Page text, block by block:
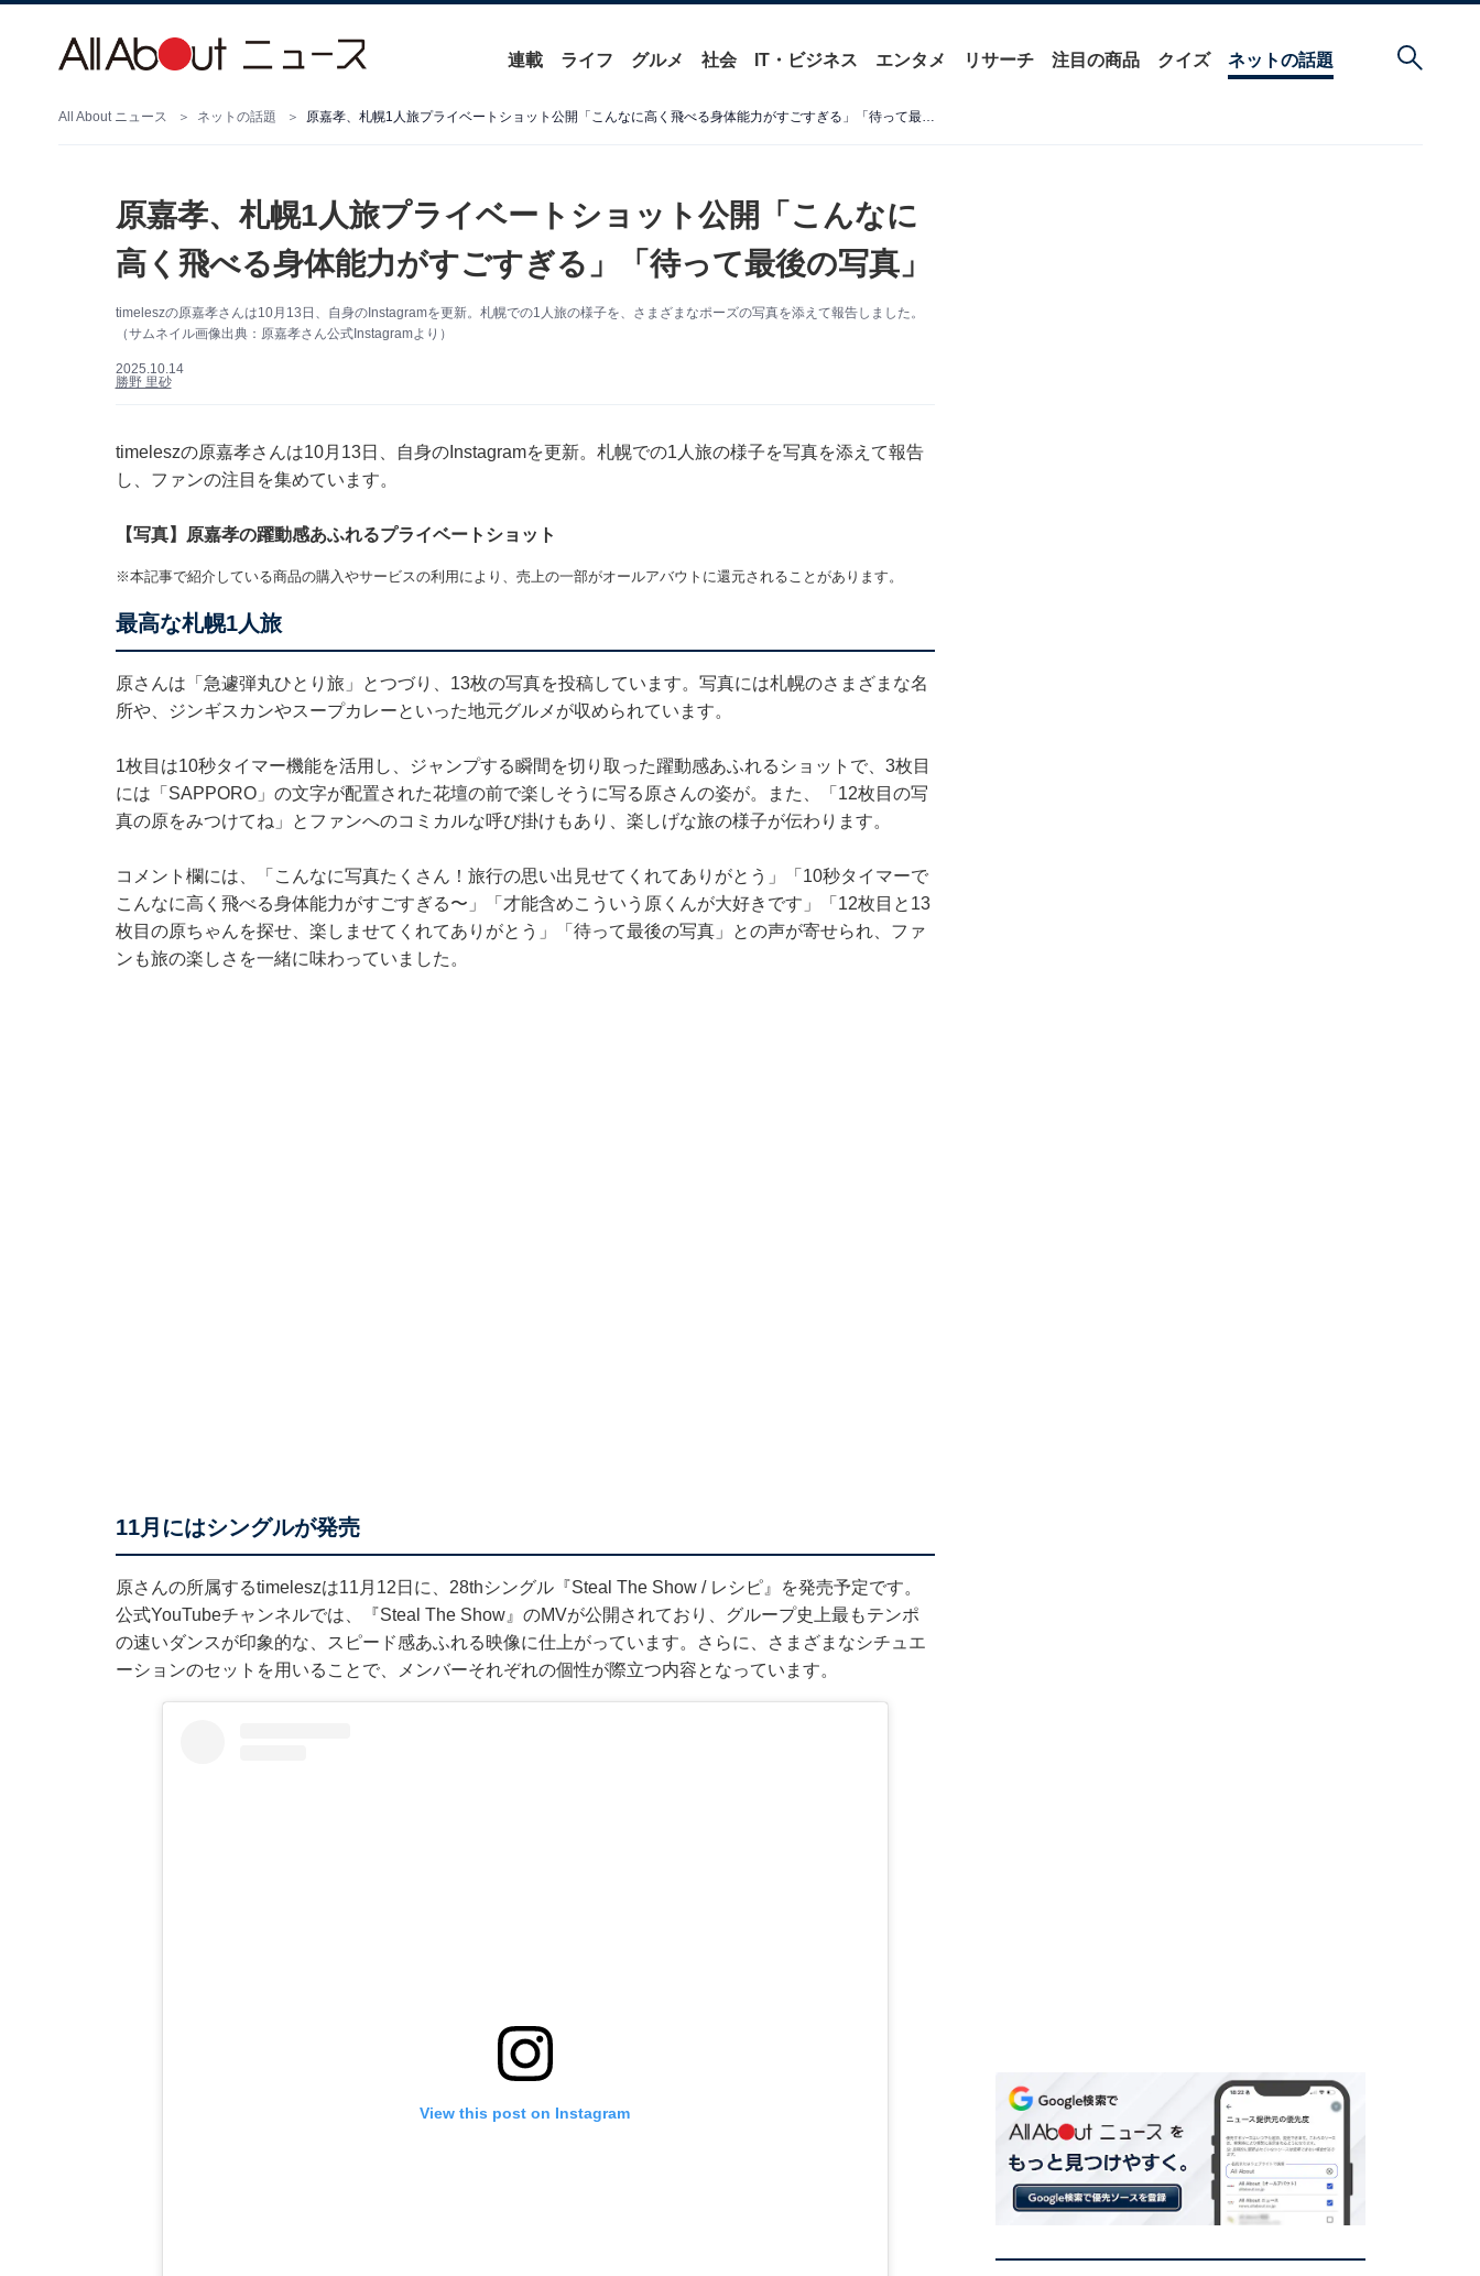
連載 ライフ グルメ 社会 IT・ビジネス エンタメ リサーチ 注目の商品 クイズ ネットの話題
All About ニュース ネットの話題 原嘉孝、札幌1人旅プライベートショット公開「こんなに高く飛べる身体能力がすごすぎる」「待って最後の写真」
原嘉孝、札幌1人旅プライベートショット公開「こんなに
高く飛べる身体能力がすごすぎる」「待って最後の写真」
timeleszの原嘉孝さんは10月13日、自身のInstagramを更新。札幌での1人旅の様子を、さまざまなポーズの写真を添えて報告しました。
（サムネイル画像出典：原嘉孝さん公式Instagramより）
2025.10.14
勝野 里砂
timeleszの原嘉孝さんは10月13日、自身のInstagramを更新。札幌での1人旅の様子を写真を添えて報告
し、ファンの注目を集めています。
【写真】原嘉孝の躍動感あふれるプライベートショット
※本記事で紹介している商品の購入やサービスの利用により、売上の一部がオールアバウトに還元されることがあります。
最高な札幌1人旅
原さんは「急遽弾丸ひとり旅」とつづり、13枚の写真を投稿しています。写真には札幌のさまざまな名
所や、ジンギスカンやスープカレーといった地元グルメが収められています。
1枚目は10秒タイマー機能を活用し、ジャンプする瞬間を切り取った躍動感あふれるショットで、3枚目
には「SAPPORO」の文字が配置された花壇の前で楽しそうに写る原さんの姿が。また、「12枚目の写
真の原をみつけてね」とファンへのコミカルな呼び掛けもあり、楽しげな旅の様子が伝わります。
コメント欄には、「こんなに写真たくさん！旅行の思い出見せてくれてありがとう」「10秒タイマーで
こんなに高く飛べる身体能力がすごすぎる〜」「才能含めこういう原くんが大好きです」「12枚目と13
枚目の原ちゃんを探せ、楽しませてくれてありがとう」「待って最後の写真」との声が寄せられ、ファ
ンも旅の楽しさを一緒に味わっていました。
11月にはシングルが発売
原さんの所属するtimeleszは11月12日に、28thシングル『Steal The Show / レシピ』を発売予定です。
公式YouTubeチャンネルでは、『Steal The Show』のMVが公開されており、グループ史上最もテンポ
の速いダンスが印象的な、スピード感あふれる映像に仕上がっています。さらに、さまざまなシチュエ
ーションのセットを用いることで、メンバーそれぞれの個性が際立つ内容となっています。
View this post on Instagram